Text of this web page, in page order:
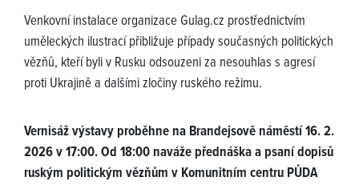
Venkovní instalace organizace Gulag.cz prostřednictvím
uměleckých ilustrací přibližuje případy současných politických
vězňů, kteří byli v Rusku odsouzeni za nesouhlas s agresí
proti Ukrajině a dalšími zločiny ruského režimu.
Vernisáž výstavy proběhne na Brandejsově náměstí 16. 2.
2026 v 17:00. Od 18:00 naváže přednáška a psaní dopisů
ruským politickým vězňům v Komunitním centru PŮDA